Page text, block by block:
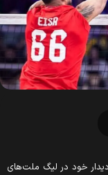
خود در لیگ ملت‌های